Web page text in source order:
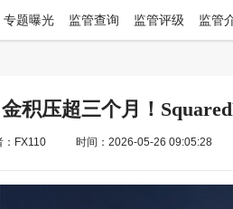
专题曝光 监管查询 监管评级 监管
积压超三个月！
：FX110 时间：2026-05-26 09:05:28